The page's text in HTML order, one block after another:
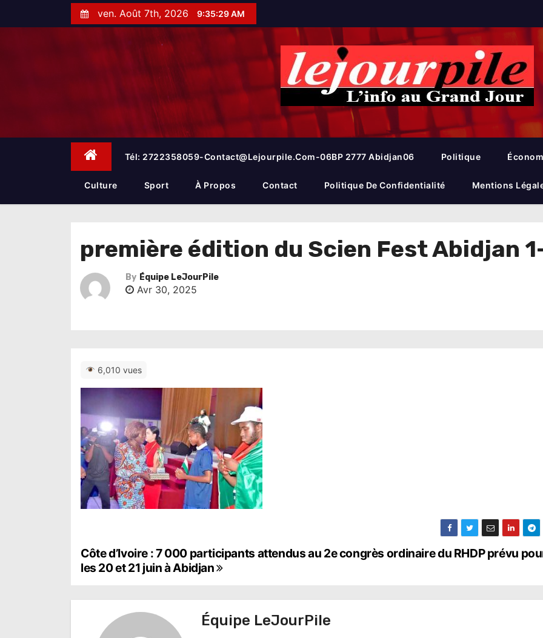
t
ven. Août 7th, 2026 9:35:30 AM
Tél: 2722358059-Contact@lejourpile.com-06BP 2777 Abidjan06 Politique
Culture Sport À Propos Contact Politique De Confidentialité Mentions
première édition du Scien Fest Abidjan
By Équipe LeJourPile
Avr 30, 2025
6,010 vues
N
a
v
Côte d’Ivoire : 7 000 participants attendus au 2e congrès ordinaire du RHDP prévu
les 20 et 21 juin à Abidjan
Équipe LeJourPile